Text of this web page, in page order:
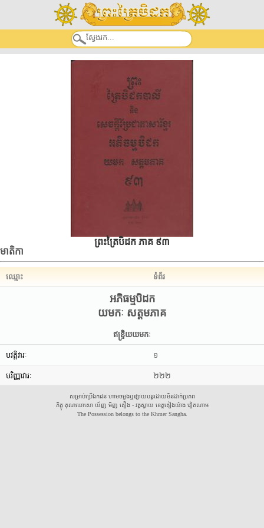
ព្រះត្រៃបិដក ភាគ ៩៣
មាតិកា
ឈ្មោះ ទំព័រ
អភិធម្មបិដក
យមកៈ សត្តមភាគ
ឥន្រ្ទិយយមកៈ
បវត្តិវារៈ ១
បរិញ្ញាវារៈ ២២២
សម្រាប់ប្រើឯកជន ហាមចម្លងឬផ្សាយបន្តដោយមិនដាក់ប្រភព
ភិក្ខុ គុណឃោសោ យ័ញ មិញ គឿង - វត្តស្វាយ ខេត្តគៀងយ៉ាង វៀតណាម
The Possession belongs to the Khmer Sangha.